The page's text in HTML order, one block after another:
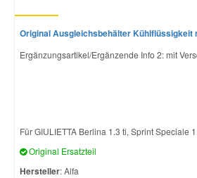
Original Ausgleichsbehälter Kühlflüssigkeit
Ergänzungsartikel/Ergänzende Info 2: mit
Für GIULIETTA Berlina 1.3 ti, Sprint Speciale
Original Ersatzteil
Hersteller: Alfa